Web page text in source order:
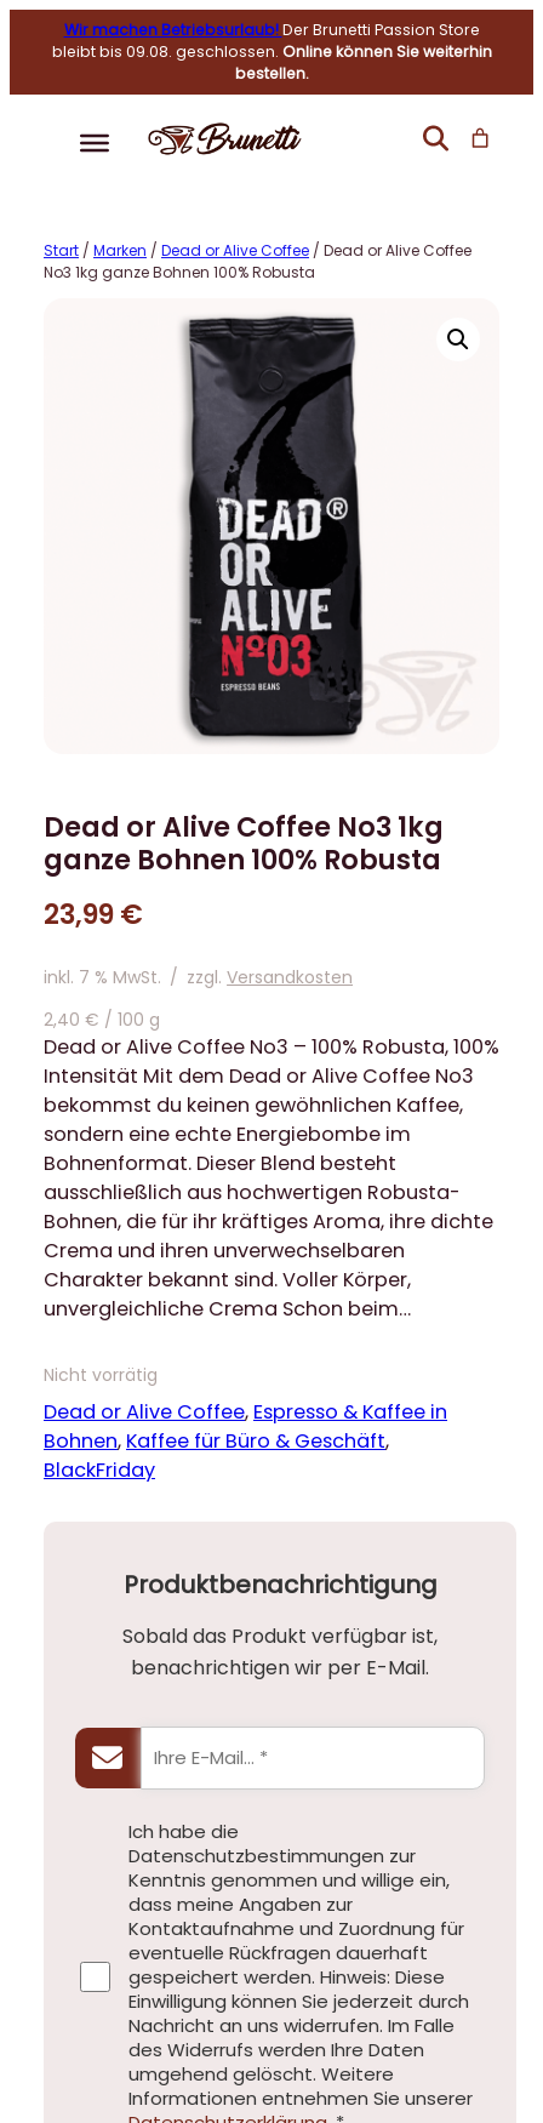
Wir machen Betriebsurlaub!Der Brunetti Passion Store
bleibt bis 09.08. geschlossen. Online können Sie weiterhin
bestellen.
Start / Marken / Dead or Alive Coffee / Dead or Alive Coffee
No3 1kg ganze Bohnen 100% Robusta
Dead or Alive Coffee No3 1kg
ganze Bohnen 100% Robusta
23,99€
inkl. 7 % MwSt. / zzgl.Versandkosten
2,40 € / 100 g
Dead or Alive Coffee No3 – 100% Robusta, 100%
Intensität Mit dem Dead or Alive Coffee No3
bekommst du keinen gewöhnlichen Kaffee,
sondern eine echte Energiebombe im
Bohnenformat. Dieser Blend besteht
ausschließlich aus hochwertigen Robusta-
Bohnen, die für ihr kräftiges Aroma, ihre dichte
Crema und ihren unverwechselbaren
Charakter bekannt sind. Voller Körper,
unvergleichliche Crema Schon beim…
Nicht vorrätig
Dead or Alive Coffee, Espresso & Kaffee in
Bohnen, Kaffee für Büro & Geschäft
BlackFriday
Produktbenachrichtigung
Sobald das Produkt verfügbar ist,
benachrichtigen wir per E-Mail.
Ich habe die
Datenschutzbestimmungen zur
Kenntnis genommen und willige ein,
dass meine Angaben zur
Kontaktaufnahme und Zuordnung für
eventuelle Rückfragen dauerhaft
gespeichert werden. Hinweis: Diese
Einwilligung können Sie jederzeit durch
Nachricht an uns widerrufen. Im Falle
des Widerrufs werden Ihre Daten
umgehend gelöscht. Weitere
Informationen entnehmen Sie unserer